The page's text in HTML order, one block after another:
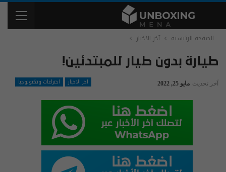
الصفحة الرئيسية آخر الاخبار
طيارة بدون طيار للمبتدئين!
آخر الاخبار اختراعات وتكنولوجيا آخر تحديث مايو 25, 2022